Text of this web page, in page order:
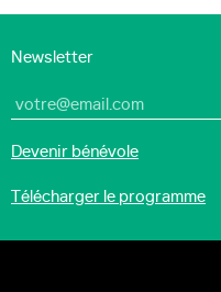
Newsletter
Devenir bénévole
Télécharger le programme